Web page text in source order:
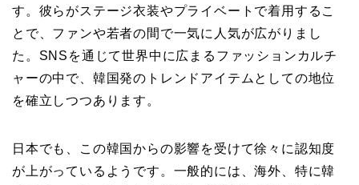
す。彼らがステージ衣装やプライベートで着用するこ
とで、ファンや若者の間で一気に人気が広がりまし
た。SNSを通じて世界中に広まるファッションカルチ
ャーの中で、韓国発のトレンドアイテムとしての地位
を確立しつつあります。
日本でも、この韓国からの影響を受けて徐々に認知度
が上がっているようです。一般的には、海外、特に韓